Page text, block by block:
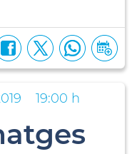
19:00 h